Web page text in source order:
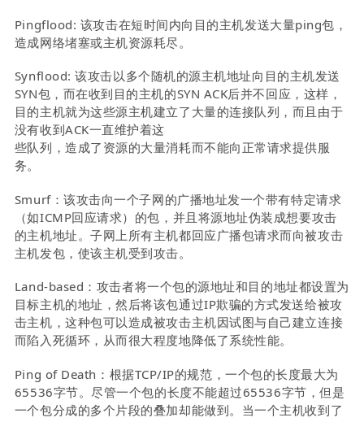
Pingflood: 该攻击在短时间内向目的主机发送大量ping包，
造成网络堵塞或主机资源耗尽。
Synflood: 该攻击以多个随机的源主机地址向目的主机发送
SYN包，而在收到目的主机的SYN ACK后并不回应，这样，
目的主机就为这些源主机建立了大量的连接队列，而且由于
没有收到ACK一直维护着这
些队列，造成了资源的大量消耗而不能向正常请求提供服
务。
Smurf：该攻击向一个子网的广播地址发一个带有特定请求
（如ICMP回应请求）的包，并且将源地址伪装成想要攻击
的主机地址。子网上所有主机都回应广播包请求而向被攻击
主机发包，使该主机受到攻击。
Land-based：攻击者将一个包的源地址和目的地址都设置为
目标主机的地址，然后将该包通过IP欺骗的方式发送给被攻
击主机，这种包可以造成被攻击主机因试图与自己建立连接
而陷入死循环，从而很大程度地降低了系统性能。
Ping of Death：根据TCP/IP的规范，一个包的长度最大为
65536字节。尽管一个包的长度不能超过65536字节，但是
一个包分成的多个片段的叠加却能做到。当一个主机收到了